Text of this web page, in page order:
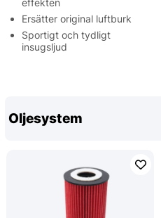
effekten
Ersätter original luftburk
Sportigt och tydligt
insugsljud
Oljesystem